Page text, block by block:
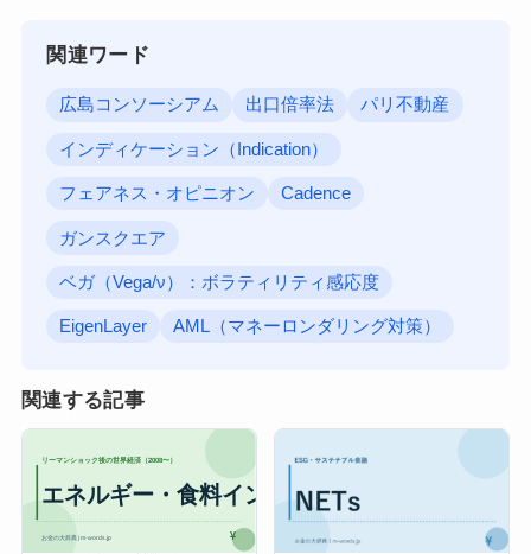
関連ワード
広島コンソーシアム 出口倍率法 パリ不動産
インディケーション（Indication）
フェアネス・オピニオン Cadence
ガンスクエア
ベガ（Vega/ν）：ボラティリティ感応度
EigenLayer AML（マネーロンダリング対策）
関連する記事